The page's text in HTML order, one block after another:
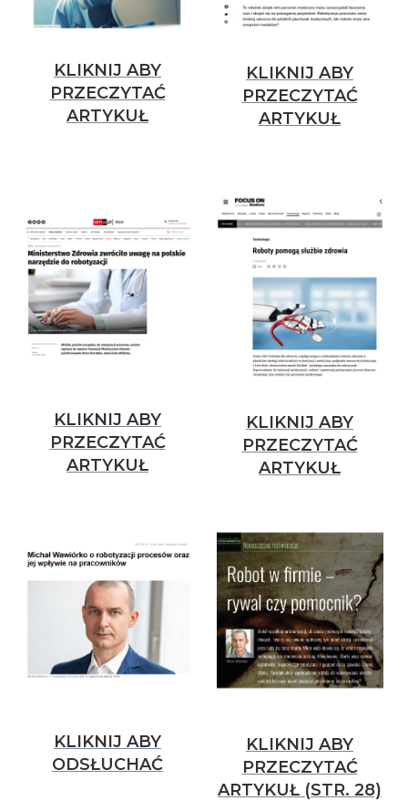
KLIKNIJ ABY
PRZECZYTAĆ
ARTYKUŁ
KLIKNIJ ABY
PRZECZYTAĆ
ARTYKUŁ
KLIKNIJ ABY
PRZECZYTAĆ
ARTYKUŁ
KLIKNIJ ABY
PRZECZYTAĆ
ARTYKUŁ
KLIKNIJ ABY
ODSŁUCHAĆ
KLIKNIJ ABY
PRZECZYTAĆ
ARTYKUŁ (STR. 28)